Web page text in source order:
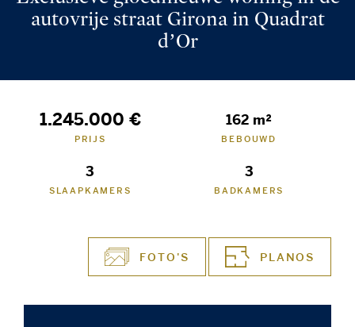
autovrije straat Girona in Quadrat
d’Or
1.245.000 €
PRIJS
162 m²
BEBOUWD
3
SLAAPKAMERS
3
BADKAMERS
FOTO'S PLANOS